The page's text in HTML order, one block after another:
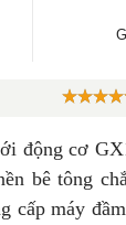
động cơ
bê tông
cấp máy